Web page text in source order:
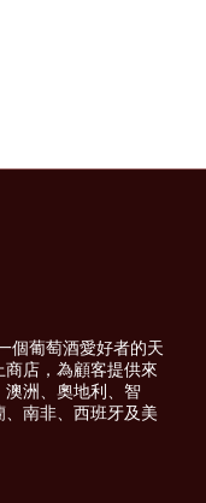
個葡萄酒愛好者的天
店，為顧客提供來
洲、奧地利、智
南非、西班牙及美